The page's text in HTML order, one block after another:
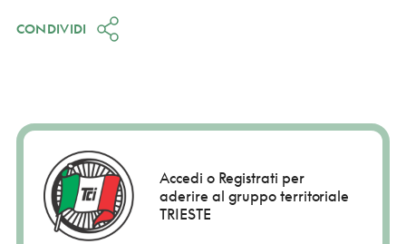
CONDIVIDI
Accedi o Registrati per
aderire al gruppo territoriale
TRIESTE